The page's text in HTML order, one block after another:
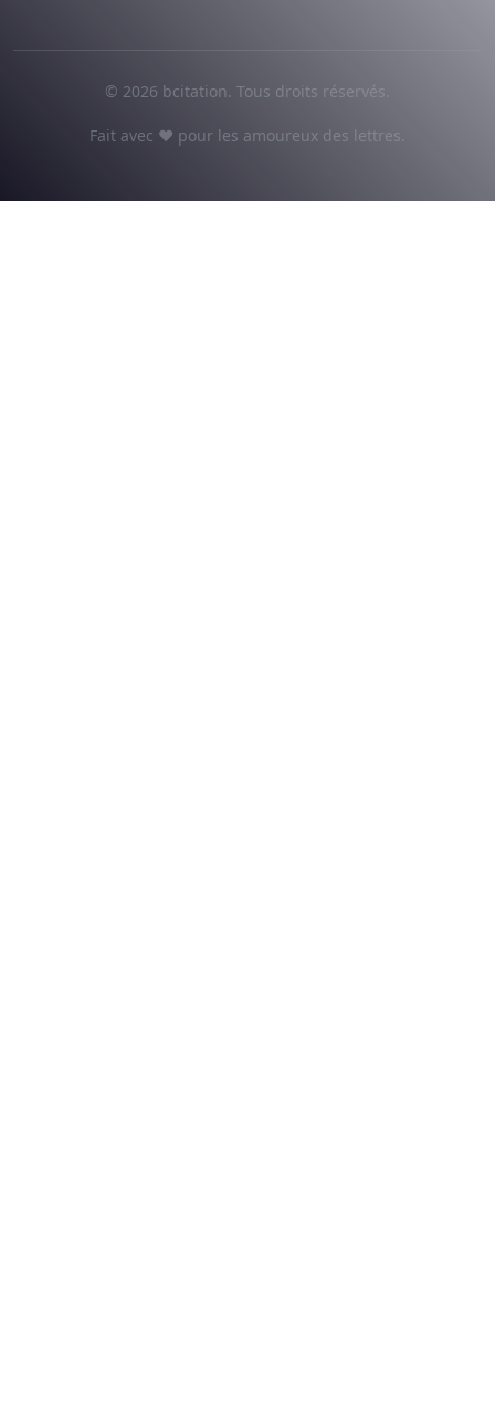
© 2026 bcitation. Tous droits réservés.
Fait avec ♥ pour les amoureux des lettres.